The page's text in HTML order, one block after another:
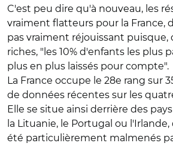
C'est peu dire qu'à nouveau, les
vraiment flatteurs pour la France,
pas vraiment réjouissant puisque,
riches, "les 10% d'enfants les plus
plus en plus laissés pour compte".
La France occupe le 28e rang sur
de données récentes sur les
Elle se situe ainsi derrière des
la Lituanie, le Portugal ou
été particulièrement malmenés